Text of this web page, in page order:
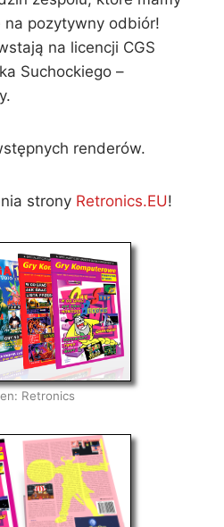
na pozytywny odbiór!
na licencji CGS
Suchockiego –
renderów.
strony Retronics.EU!
Retronics